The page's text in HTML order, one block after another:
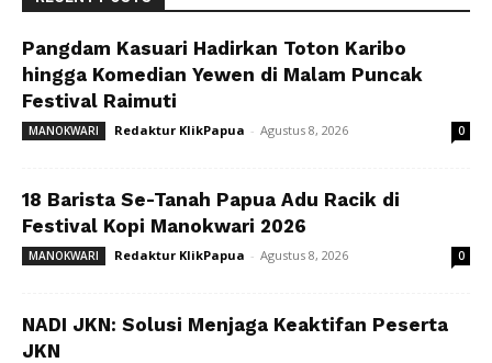
Pangdam Kasuari Hadirkan Toton Karibo
hingga Komedian Yewen di Malam Puncak
Festival Raimuti
MANOKWARI Redaktur KlikPapua - Agustus 8, 2026 0
18 Barista Se-Tanah Papua Adu Racik di
Festival Kopi Manokwari 2026
MANOKWARI Redaktur KlikPapua - Agustus 8, 2026 0
NADI JKN: Solusi Menjaga Keaktifan Peserta
JKN